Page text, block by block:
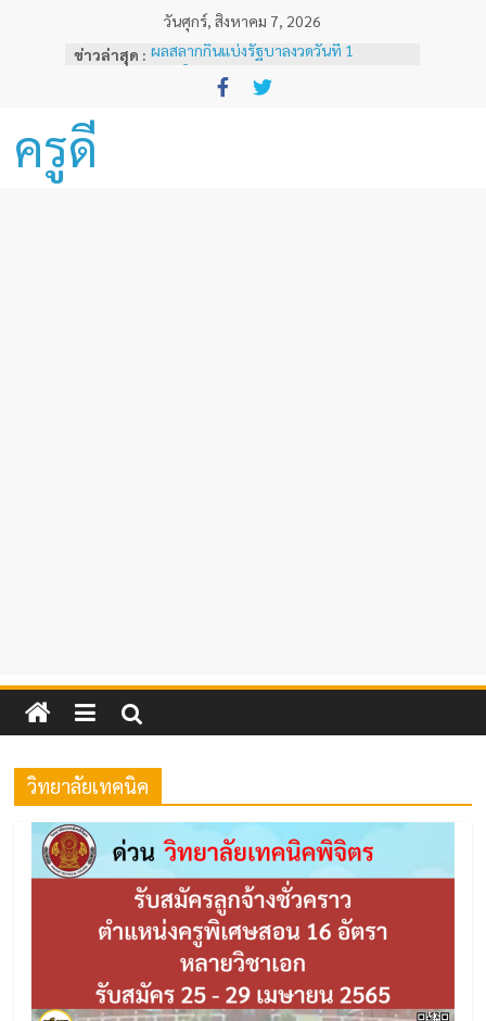
วันศุกร์, สิงหาคม 7, 2026
ข่าวล่าสุด : ผลสลากกินแบ่งรัฐบาลงวดวันที่ 1
พฤศจิกายน 2567
หลักเกณฑ์และวิธีการเทียบเคียงผลการ
ครูดี
วิทยาลัยเทคนิค